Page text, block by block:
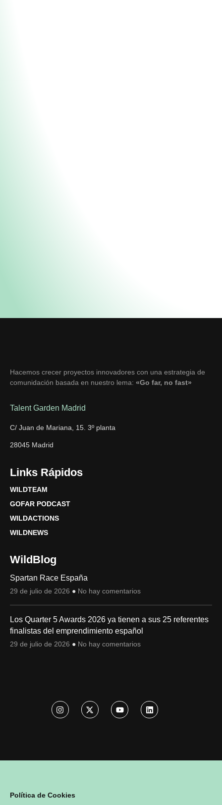
Hacemos crecer proyectos innovadores con una estrategia de
comunidación basada en nuestro lema: «Go far, no fast»
Talent Garden Madrid
C/ Juan de Mariana, 15. 3º planta
28045 Madrid
Links Rápidos
WILDTEAM
GOFAR PODCAST
WILDACTIONS
WILDNEWS
WildBlog
Spartan Race España
29 de julio de 2026 No hay comentarios
Los Quarter 5 Awards 2026 ya tienen a sus 25 referentes
finalistas del emprendimiento español
29 de julio de 2026 No hay comentarios
Política de Cookies